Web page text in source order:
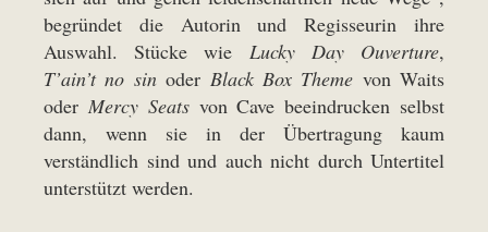
begründet die Autorin und Regisseurin ihre
Auswahl. Stücke wie Lucky Day Ouverture,
T’ain’t no sinoder Black Box Theme von Waits
oder Mercy Seatsvon Cave beeindrucken selbst
dann, wenn sie in der Übertragung kaum
verständlich sind und auch nicht durch Untertitel
unterstützt werden.